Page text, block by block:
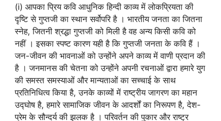
(i) आपका प्रिय कवि आधुनिक हिन्दी काव्य में लोकप्रियता की
दृष्टि से गुप्तजी का स्थान सर्वोपरि है । भारतीय जनता का जितना
स्नेह, जितनी श्रद्धा गुप्तजी को मिली है वह अन्य किसी कवि को
नहीं । इसका स्पष्ट कारण यही है कि गुप्तजी जनता के कवि हैं ।
जन-जीवन की भावनाओं को उन्होंने अपने काव्य में वाणी प्रदान की
है । जनमानस की चेतना को उन्होंने अपनी रचनाओं द्वारा हमारे युग
की समस्त समस्याओं और मान्यताओं का सच्चाई के साथ
प्रतिनिधित्व किया है, उनके काव्यों में राष्ट्रीय जागरण का महान
उद्घोष है, हमारे सामाजिक जीवन के आदर्शों का निरूपण है, देश-
प्रेम के सौन्दर्य की झलक है । परिवर्तन की पुकार और राष्ट्र